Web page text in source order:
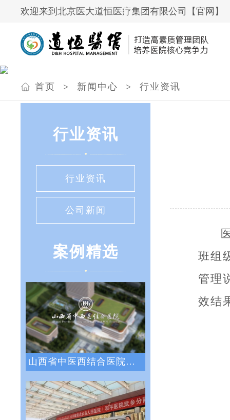
欢迎来到北京医大道恒医疗集团有限公司【官网】
首页 > 新闻中心 > 行业资讯
行业资讯
行业资讯
公司新闻
案例精选
山西省中医西结合医院战略绩效管理咨询项目
班组
管理
效结